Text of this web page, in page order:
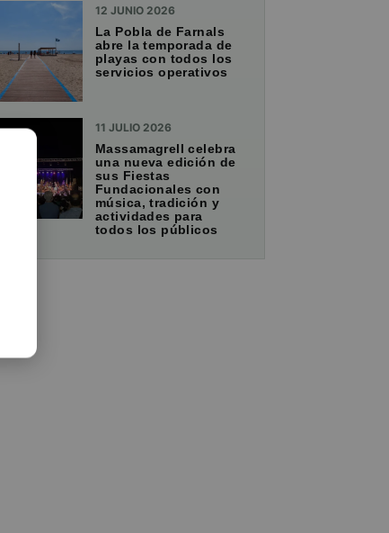
12 JUNIO 2026
La Pobla de Farnals
abre la temporada de
playas con todos los
servicios operativos
11 JULIO 2026
Massamagrell celebra
una nueva edición de
sus Fiestas
Fundacionales con
música, tradición y
actividades para
todos los públicos